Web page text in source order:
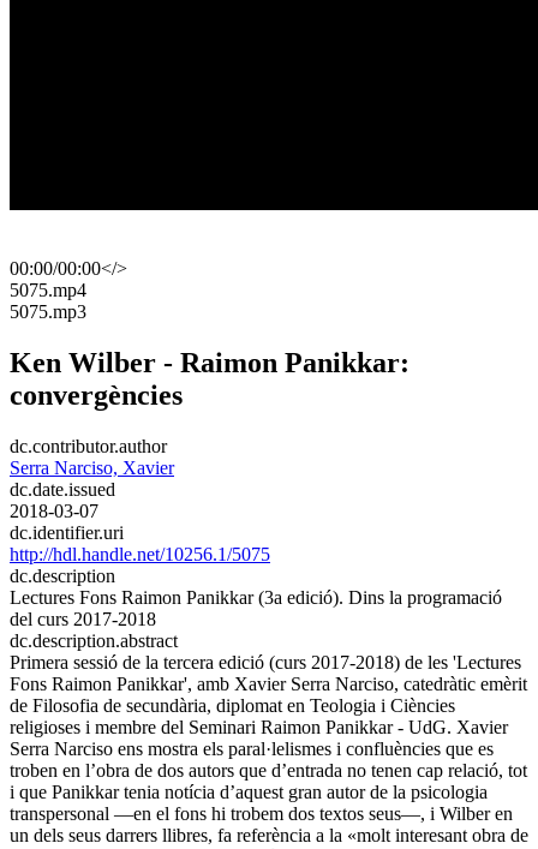
00:00/00:00</>
​5075.mp4
​5075.mp3
Ken Wilber - Raimon Panikkar:
convergències
dc.contributor.author
Serra Narciso, Xavier
dc.date.issued
2018-03-07
dc.identifier.uri
http://hdl.handle.net/10256.1/5075
dc.description
Lectures Fons Raimon Panikkar (3a edició). Dins la programació
del curs 2017-2018
dc.description.abstract
Primera sessió de la tercera edició (curs 2017-2018) de les 'Lectures
Fons Raimon Panikkar', amb Xavier Serra Narciso, catedràtic emèrit
de Filosofia de secundària, diplomat en Teologia i Ciències
religioses i membre del Seminari Raimon Panikkar - UdG. Xavier
Serra Narciso ens mostra els paral·lelismes i confluències que es
troben en l’obra de dos autors que d’entrada no tenen cap relació, tot
i que Panikkar tenia notícia d’aquest gran autor de la psicologia
transpersonal —en el fons hi trobem dos textos seus—, i Wilber en
un dels seus darrers llibres, fa referència a la «molt interesant obra de